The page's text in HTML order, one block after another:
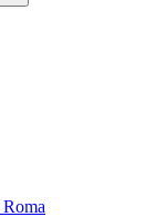
Roma